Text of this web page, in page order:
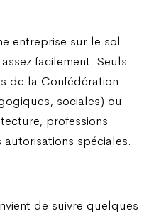
entreprise sur le sol
facilement. Seuls
de la Confédération
sociales) ou
professions
spéciales.
de suivre quelques